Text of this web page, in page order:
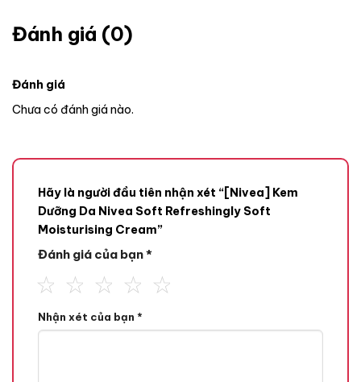
Đánh giá (0)
Đánh giá
Chưa có đánh giá nào.
Hãy là người đầu tiên nhận xét “[Nivea] Kem
Dưỡng Da Nivea Soft Refreshingly Soft
Moisturising Cream”
Đánh giá của bạn*
Nhận xét của bạn *